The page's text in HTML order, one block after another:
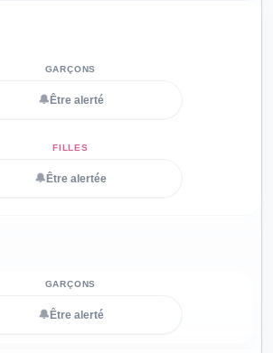
🔔 Être alerté
🔔 Être alertée
🔔 Être alerté